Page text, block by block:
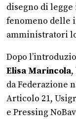
disegno di
fenomeno delle
amministratori
Dopo
Elisa Marincola,
da Federazione
Articolo 21,
e Pressing